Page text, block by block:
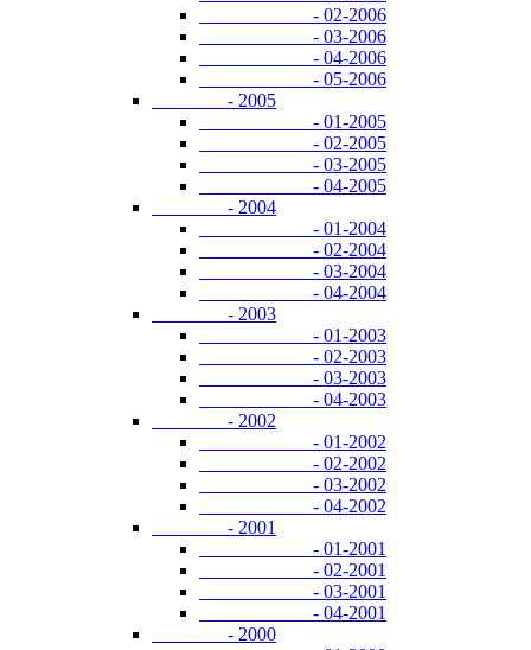
- 02-2006
- 03-2006
- 04-2006
- 05-2006
- 2005
- 01-2005
- 02-2005
- 03-2005
- 04-2005
- 2004
- 01-2004
- 02-2004
- 03-2004
- 04-2004
- 2003
- 01-2003
- 02-2003
- 03-2003
- 04-2003
- 2002
- 01-2002
- 02-2002
- 03-2002
- 04-2002
- 2001
- 01-2001
- 02-2001
- 03-2001
- 04-2001
- 2000